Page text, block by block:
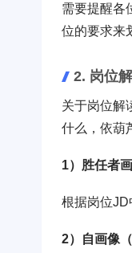
需要提醒各
位的要求来
2. 岗位
关于岗位解
什么，依葫
1）胜任者
根据岗位JD
2）自画像